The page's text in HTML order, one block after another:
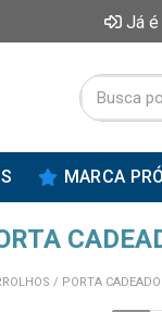
Já
MARCA
/ PORTA